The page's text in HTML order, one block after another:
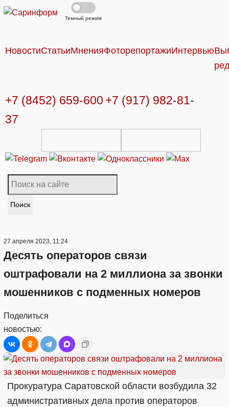
Темный режим
НовостиСтатьиМненияФоторепортажиИнтервью
+7 (8452) 659-600 +7 (917) 982-81-
37
Поиск
27 апреля 2023, 11:24
Десять операторов связи
оштрафовали на 2 миллиона за звонки
мошенников с подменных номеров
Поделиться
новостью:
Прокуратура Саратовской области возбудила 32
административных дела против операторов